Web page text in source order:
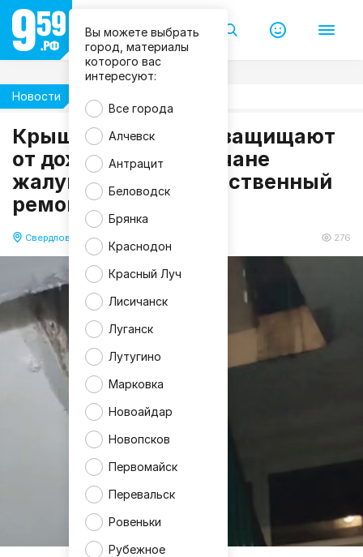
Вы можете выбрать
город, материалы
которого вас
интересуют:
Все города
Алчевск
Антрацит
Беловодск
Брянка
Краснодон
Красный Луч
Лисичанск
Луганск
Лутугино
Марковка
Новоайдар
Новопсков
Первомайск
Перевальск
Ровеньки
Рубежное
Новости
Крыши, которые не защищают
от дождя: свердловчане
жалуются на некачественный
ремонт
Свердловск 16.06.2026 15:49 276
П
о
д
с
а
н
С
в
е
р
д
л
о
в
к